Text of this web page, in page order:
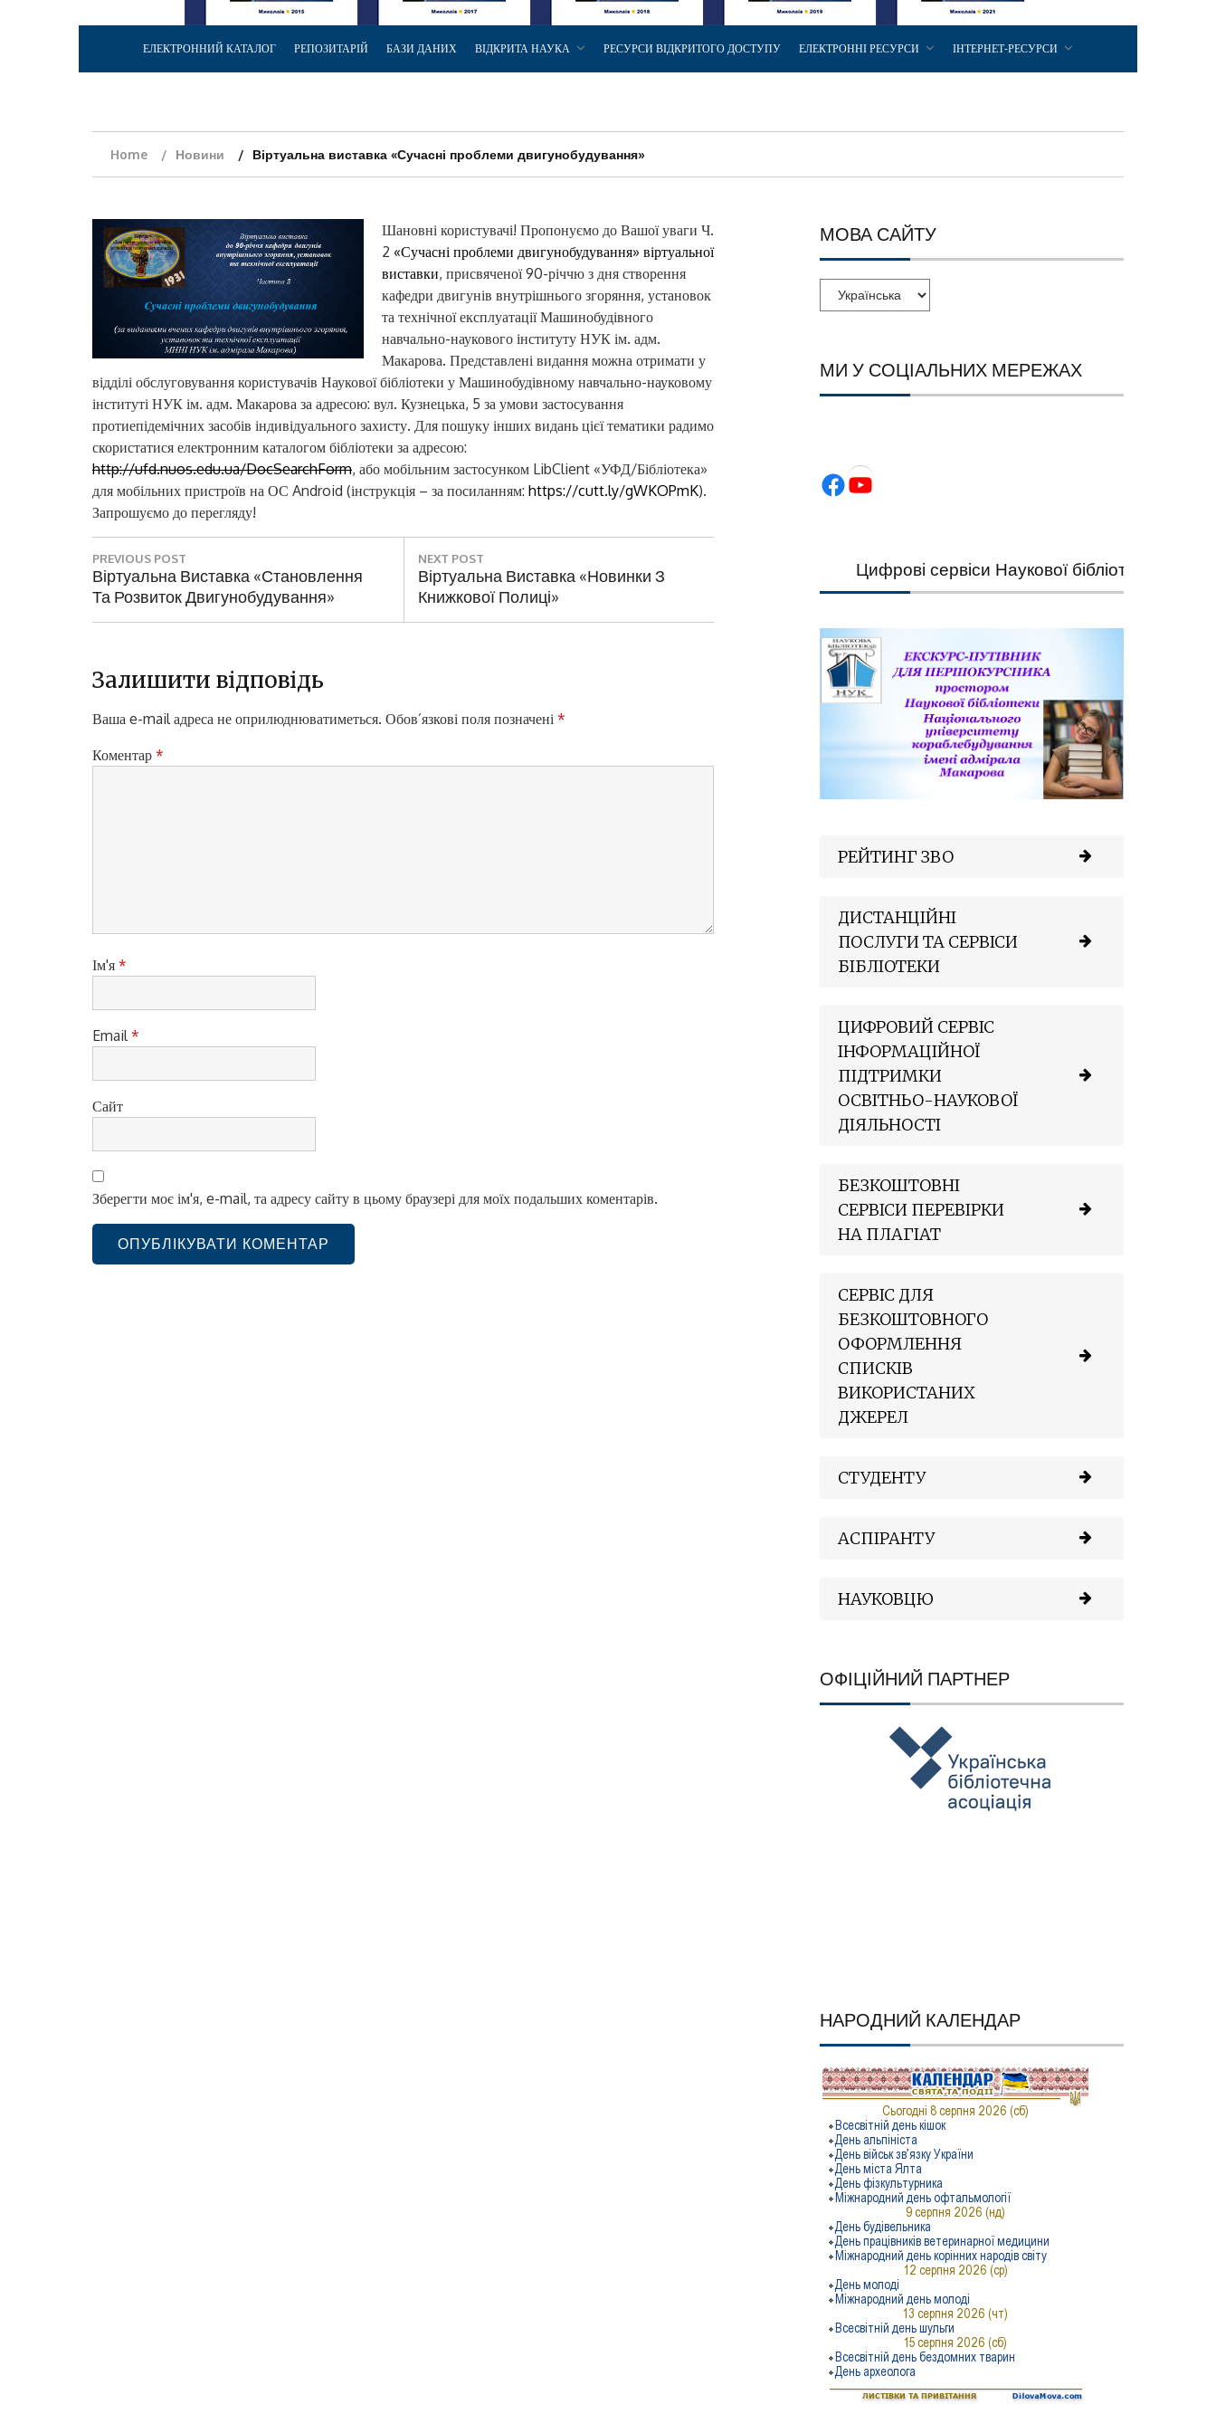
ЕЛЕКТРОННИЙ КАТАЛОГ РЕПОЗИТАРІЙ БАЗИ ДАНИХ ВІДКРИТА НАУКА РЕСУРСИ ВІДКРИТОГО ДОСТУПУ ЕЛЕКТРОННІ РЕСУРСИ ІНТЕРНЕТ-РЕСУРСИ
Home Новини Віртуальна виставка «Сучасні проблеми двигунобудування»
Шановні користувачі! Пропонуємо до Вашої уваги Ч.
2 «Сучасні проблеми двигунобудування» віртуальної
виставки, присвяченої 90-річчю з дня створення
кафедри двигунів внутрішнього згоряння, установок
та технічної експлуатації Машинобудівного
навчально-наукового інституту НУК ім. адм.
Макарова. Представлені видання можна отримати у
відділі обслуговування користувачів Наукової бібліотеки у Машинобудівному навчально-науковому
інституті НУК ім. адм. Макарова за адресою: вул. Кузнецька, 5 за умови застосування
протиепідемічних засобів індивідуального захисту. Для пошуку інших видань цієї тематики радимо
скористатися електронним каталогом бібліотеки за адресою:
http://ufd.nuos.edu.ua/DocSearchForm, або мобільним застосунком LibClient «УФД/Бібліотека»
для мобільних пристроїв на ОС Android (інструкція – за посиланням: https://cutt.ly/gWKOPmK).
Запрошуємо до перегляду!
Н
а
в
г
ц
і
с
і
PREVIOUS POST
P
R
O
U
S
O
Віртуальна Виставка «Становлення
Та Розвиток Двигунобудування»
NEXT POST
N
E
T
Віртуальна Виставка «Новинки З
Книжкової Полиці»
Залишити відповідь
Ваша e-mail адреса не оприлюднюватиметься. Обов’язкові поля позначені *
Коментар *
Ім'я *
Email*
Сайт
Зберегти моє ім'я, e-mail, та адресу сайту в цьому браузері для моїх подальших коментарів.
МОВА САЙТУ
МИ У СОЦІАЛЬНИХ МЕРЕЖАХ
Facebook YouTube
Цифрові сервіси Наукової бібліотеки НУК —
РЕЙТИНГ ЗВО
ДИСТАНЦІЙНІ
ПОСЛУГИ ТА СЕРВІСИ
БІБЛІОТЕКИ
ЦИФРОВИЙ СЕРВІС
ІНФОРМАЦІЙНОЇ
ПІДТРИМКИ
ОСВІТНЬО-НАУКОВОЇ
ДІЯЛЬНОСТІ
БЕЗКОШТОВНІ
СЕРВІСИ ПЕРЕВІРКИ
НА ПЛАГІАТ
СЕРВІС ДЛЯ
БЕЗКОШТОВНОГО
ОФОРМЛЕННЯ
СПИСКІВ
ВИКОРИСТАНИХ
ДЖЕРЕЛ
СТУДЕНТУ
АСПІРАНТУ
НАУКОВЦЮ
ОФІЦІЙНИЙ ПАРТНЕР
НАРОДНИЙ КАЛЕНДАР